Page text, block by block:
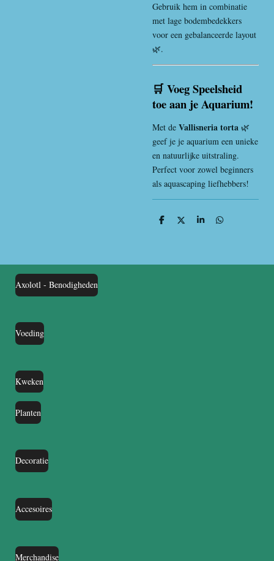
Gebruik hem in combinatie
met lage bodembedekkers
voor een gebalanceerde layout
🌿.
🛒 Voeg Speelsheid
toe aan je Aquarium!
Met de Vallisneria torta 🌿
geef je je aquarium een unieke
en natuurlijke uitstraling.
Perfect voor zowel beginners
als aquascaping liefhebbers!
D
D
S
D
Axolotl - Benodigheden
Voeding
Kweken
Planten
Decoratie
Accesoires
Merchandise